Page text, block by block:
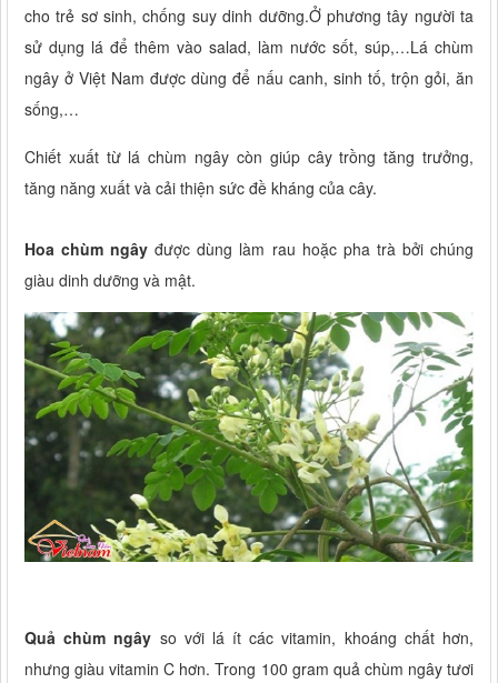
cho trẻ sơ sinh, chống suy dinh dưỡng.Ở phương tây người ta
sử dụng lá để thêm vào salad, làm nước sốt, súp,…Lá chùm
ngây ở Việt Nam được dùng để nấu canh, sinh tố, trộn gỏi, ăn
sống,…
Chiết xuất từ lá chùm ngây còn giúp cây trồng tăng trưởng,
tăng năng xuất và cải thiện sức đề kháng của cây.
Hoa chùm ngây được dùng làm rau hoặc pha trà bởi chúng
giàu dinh dưỡng và mật.
Quả chùm ngây so với lá ít các vitamin, khoáng chất hơn,
nhưng giàu vitamin C hơn. Trong 100 gram quả chùm ngây tươi